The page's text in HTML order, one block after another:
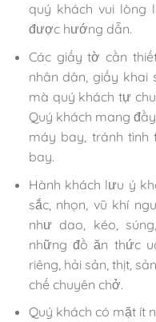
quý khách vui lòng
được hướng dẫn.
Các giấy tờ cần
nhân dân, giấy khai
mà quý khách tự
Quý khách mang
máy bay, tránh
bay.
Hành khách lưu ý
sắc, nhọn, vũ khí
như dao, kéo,
những đồ ăn thức
riêng, hải sản, thịt,
chế chuyên chở.
Quý khách có mặt ít